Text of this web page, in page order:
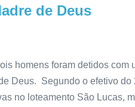
de Deus
homens foram detidos com
Deus. Segundo o efetivo
no loteamento São Lucas,